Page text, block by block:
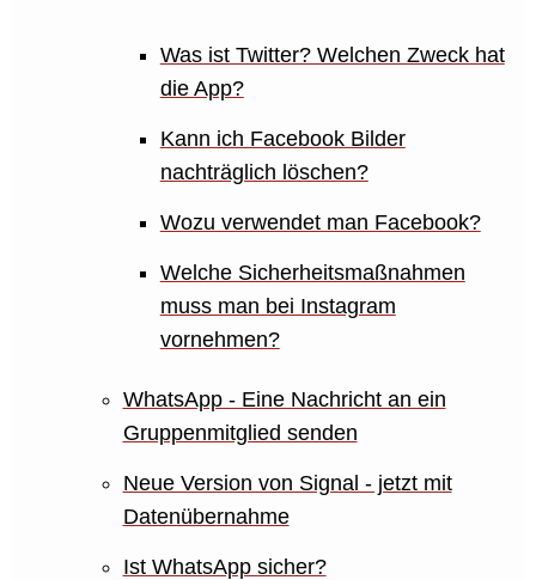
Was ist Twitter? Welchen Zweck hat
die App?
Kann ich Facebook Bilder
nachträglich löschen?
Wozu verwendet man Facebook?
Welche Sicherheitsmaßnahmen
muss man bei Instagram
vornehmen?
WhatsApp - Eine Nachricht an ein
Gruppenmitglied senden
Neue Version von Signal - jetzt mit
Datenübernahme
Ist WhatsApp sicher?